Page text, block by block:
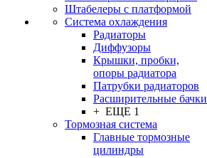
Штабелеры с платформой
Система охлаждения
Радиаторы
Диффузоры
Крышки, пробки,
опоры радиатора
Патрубки радиаторов
Расширительные бачки
+ ЕЩЕ 1
Тормозная система
Главные тормозные
цилиндры